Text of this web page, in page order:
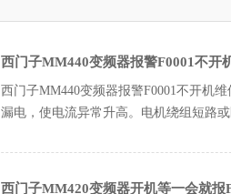
西门子MM440变频器报警F0001不开
西门子MM440变频器报警F0001不开机
漏电，使电流异常升高。‌电机绕组短路
西门子MM420变频器开机等一会就报